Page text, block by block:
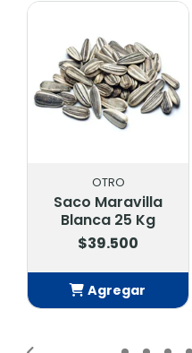
OTRO
Saco Maravilla
Blanca 25 Kg
$39.500
Agregar